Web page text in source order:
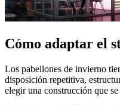
Cómo adaptar el
Los pabellones de invierno
disposición repetitiva,
elegir una construcción que se